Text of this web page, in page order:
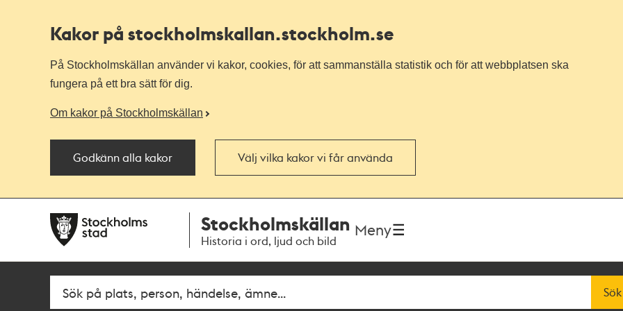
Kakor på stockholmskallan.stockholm.se
På Stockholmskällan använder vi kakor, cookies, för att sammanställa statistik och för att webbplatsen ska
fungera på ett bra sätt för dig.
Om kakor på Stockholmskällan
Godkänn alla kakor Välj vilka kakor vi får använda
navigationen
huvudinnehållet
Stockholmskällan
Historia i ord, ljud och bild
Meny
Fritextsök Sök